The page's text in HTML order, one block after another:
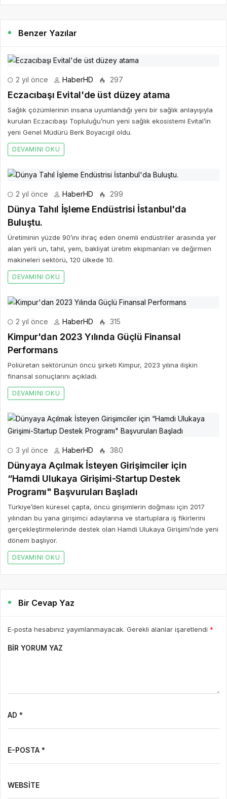
Benzer Yazılar
2 yıl önce HaberHD 297
Eczacıbaşı Evital'de üst düzey atama
Sağlık çözümlerinin insana uyumlandığı yeni bir sağlık anlayışıyla
kurulan Eczacıbaşı Topluluğu’nun yeni sağlık ekosistemi Evital’in
yeni Genel Müdürü Berk Boyacıgil oldu.
DEVAMINI OKU
2 yıl önce HaberHD 299
Dünya Tahıl İşleme Endüstrisi İstanbul'da
Buluştu.
Üretiminin yüzde 90’ını ihraç eden önemli endüstriler arasında yer
alan yerli un, tahıl, yem, bakliyat üretim ekipmanları ve değirmen
makineleri sektörü, 120 ülkede 10.
DEVAMINI OKU
2 yıl önce HaberHD 315
Kimpur'dan 2023 Yılında Güçlü Finansal
Performans
Poliüretan sektörünün öncü şirketi Kimpur, 2023 yılına ilişkin
finansal sonuçlarını açıkladı.
DEVAMINI OKU
3 yıl önce HaberHD 380
Dünyaya Açılmak İsteyen Girişimciler için
“Hamdi Ulukaya Girişimi-Startup Destek
Programı" Başvuruları Başladı
Türkiye’den küresel çapta, öncü girişimlerin doğması için 2017
yılından bu yana girişimci adaylarına ve startuplara iş fikirlerini
gerçekleştirmelerinde destek olan Hamdi Ulukaya Girişimi’nde yeni
dönem başlıyor.
DEVAMINI OKU
Bir Cevap Yaz
E-posta hesabınız yayımlanmayacak. Gerekli alanlar işaretlendi *
BIR YORUM YAZ
AD *
E-POSTA *
WEBSITE